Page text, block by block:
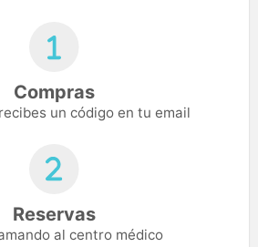
Compras
un código en tu email
Reservas
al centro médico